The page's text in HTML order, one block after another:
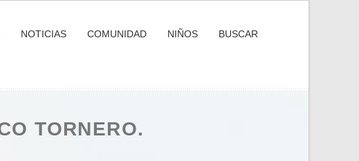
NOTICIAS COMUNIDAD NIÑOS BUSCAR
TORNERO.